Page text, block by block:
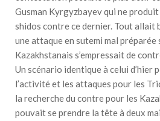
Gusman Kyrgyzbayev qui ne
shidos contre ce dernier. Tout allait
une attaque en sutemi mal préparée
Kazakhstanais s’empressait de
Un scénario identique à celui d’hier
l’activité et les attaques pour les
la recherche du contre pour les
pouvait se prendre la tête à deux